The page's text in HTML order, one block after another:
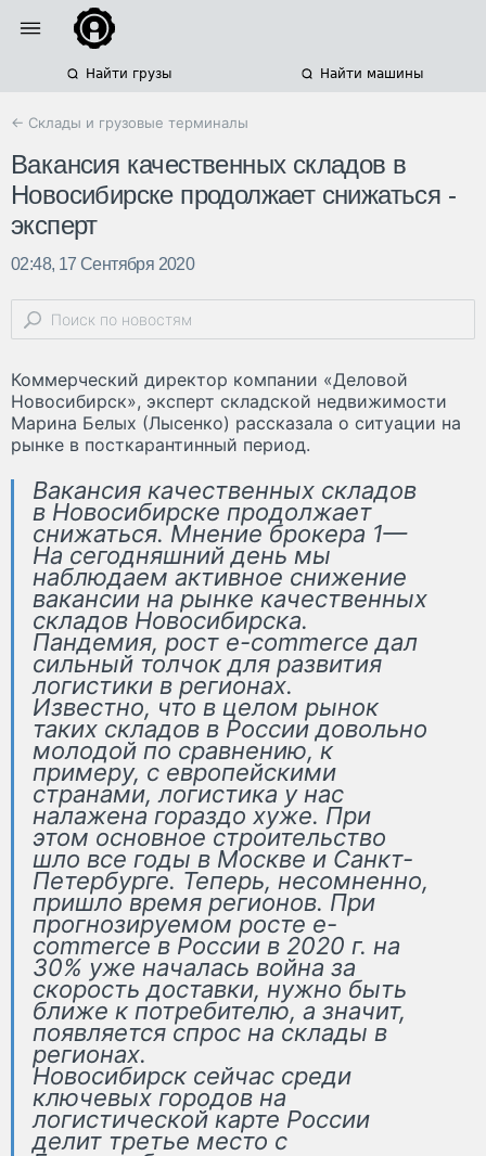
Найти грузы Найти машины
← Склады и грузовые терминалы
Вакансия качественных складов в
Новосибирске продолжает снижаться -
эксперт
02:48, 17 Сентября 2020
Коммерческий директор компании «Деловой
Новосибирск», эксперт складской недвижимости
Марина Белых (Лысенко) рассказала о ситуации на
рынке в посткарантинный период.
Вакансия качественных складов
в Новосибирске продолжает
снижаться. Мнение брокера 1—
На сегодняшний день мы
наблюдаем активное снижение
вакансии на рынке качественных
складов Новосибирска.
Пандемия, рост e-commerce дал
сильный толчок для развития
логистики в регионах.
Известно, что в целом рынок
таких складов в России довольно
молодой по сравнению, к
примеру, с европейскими
странами, логистика у нас
налажена гораздо хуже. При
этом основное строительство
шло все годы в Москве и Санкт-
Петербурге. Теперь, несомненно,
пришло время регионов. При
прогнозируемом росте e-
commerce в России в 2020 г. на
30% уже началась война за
скорость доставки, нужно быть
ближе к потребителю, а значит,
появляется спрос на склады в
регионах.
Новосибирск сейчас среди
ключевых городов на
логистической карте России
делит третье место с